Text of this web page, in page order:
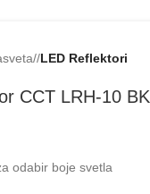
/ LED Reflektori
CCT LRH-⁠10 BK
odabir boje svetla